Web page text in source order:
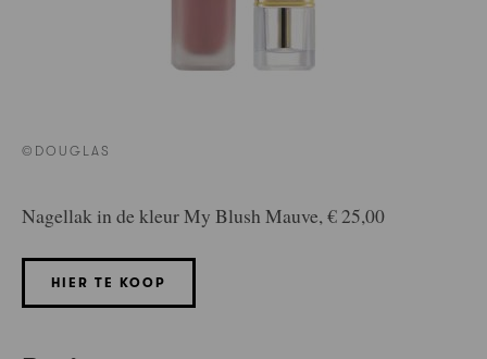
©DOUGLAS
Nagellak in de kleur My Blush Mauve, € 25,00
HIER TE KOOP